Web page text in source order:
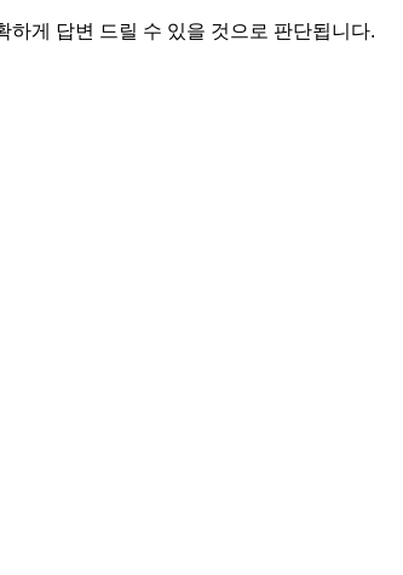
게 답변 드릴 수 있을 것으로 판단됩니다.